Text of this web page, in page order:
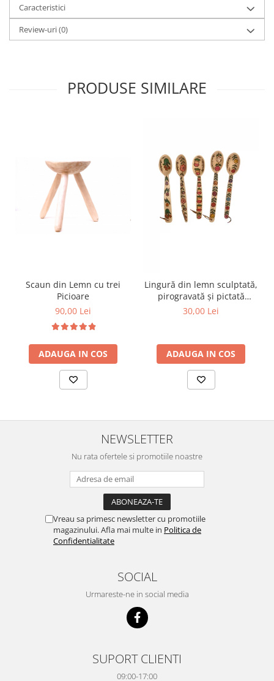
Caracteristici
Review-uri(0)
PRODUSE SIMILARE
Scaun din Lemn cu trei
Picioare
90,00 Lei
ADAUGA IN COS
Lingură din lemn sculptată,
pirogravată și pictată
manual
30,00 Lei
ADAUGA IN COS
NEWSLETTER
Nu rata ofertele si promotiile noastre
Vreau sa primesc newsletter cu promotiile
magazinului. Afla mai multe in Politica de
Confidentialitate
SOCIAL
Urmareste-ne in social media
SUPORT CLIENTI
09:00-17:00